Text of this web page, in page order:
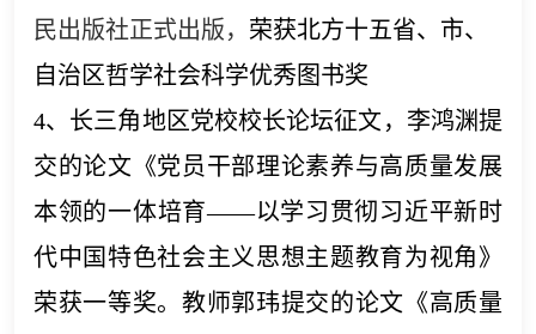
民出版社正式出版， 荣获北方十五省、市、
自治区哲学社会科学优秀图书奖
4、长三角地区党校校长论坛征文，李鸿渊提
交的论文《党员干部理论素养与高质量发展
本领的一体培育——以学习贯彻习近平新时
代中国特色社会主义思想主题教育为视角》
荣获一等奖。教师郭玮提交的论文《高质量